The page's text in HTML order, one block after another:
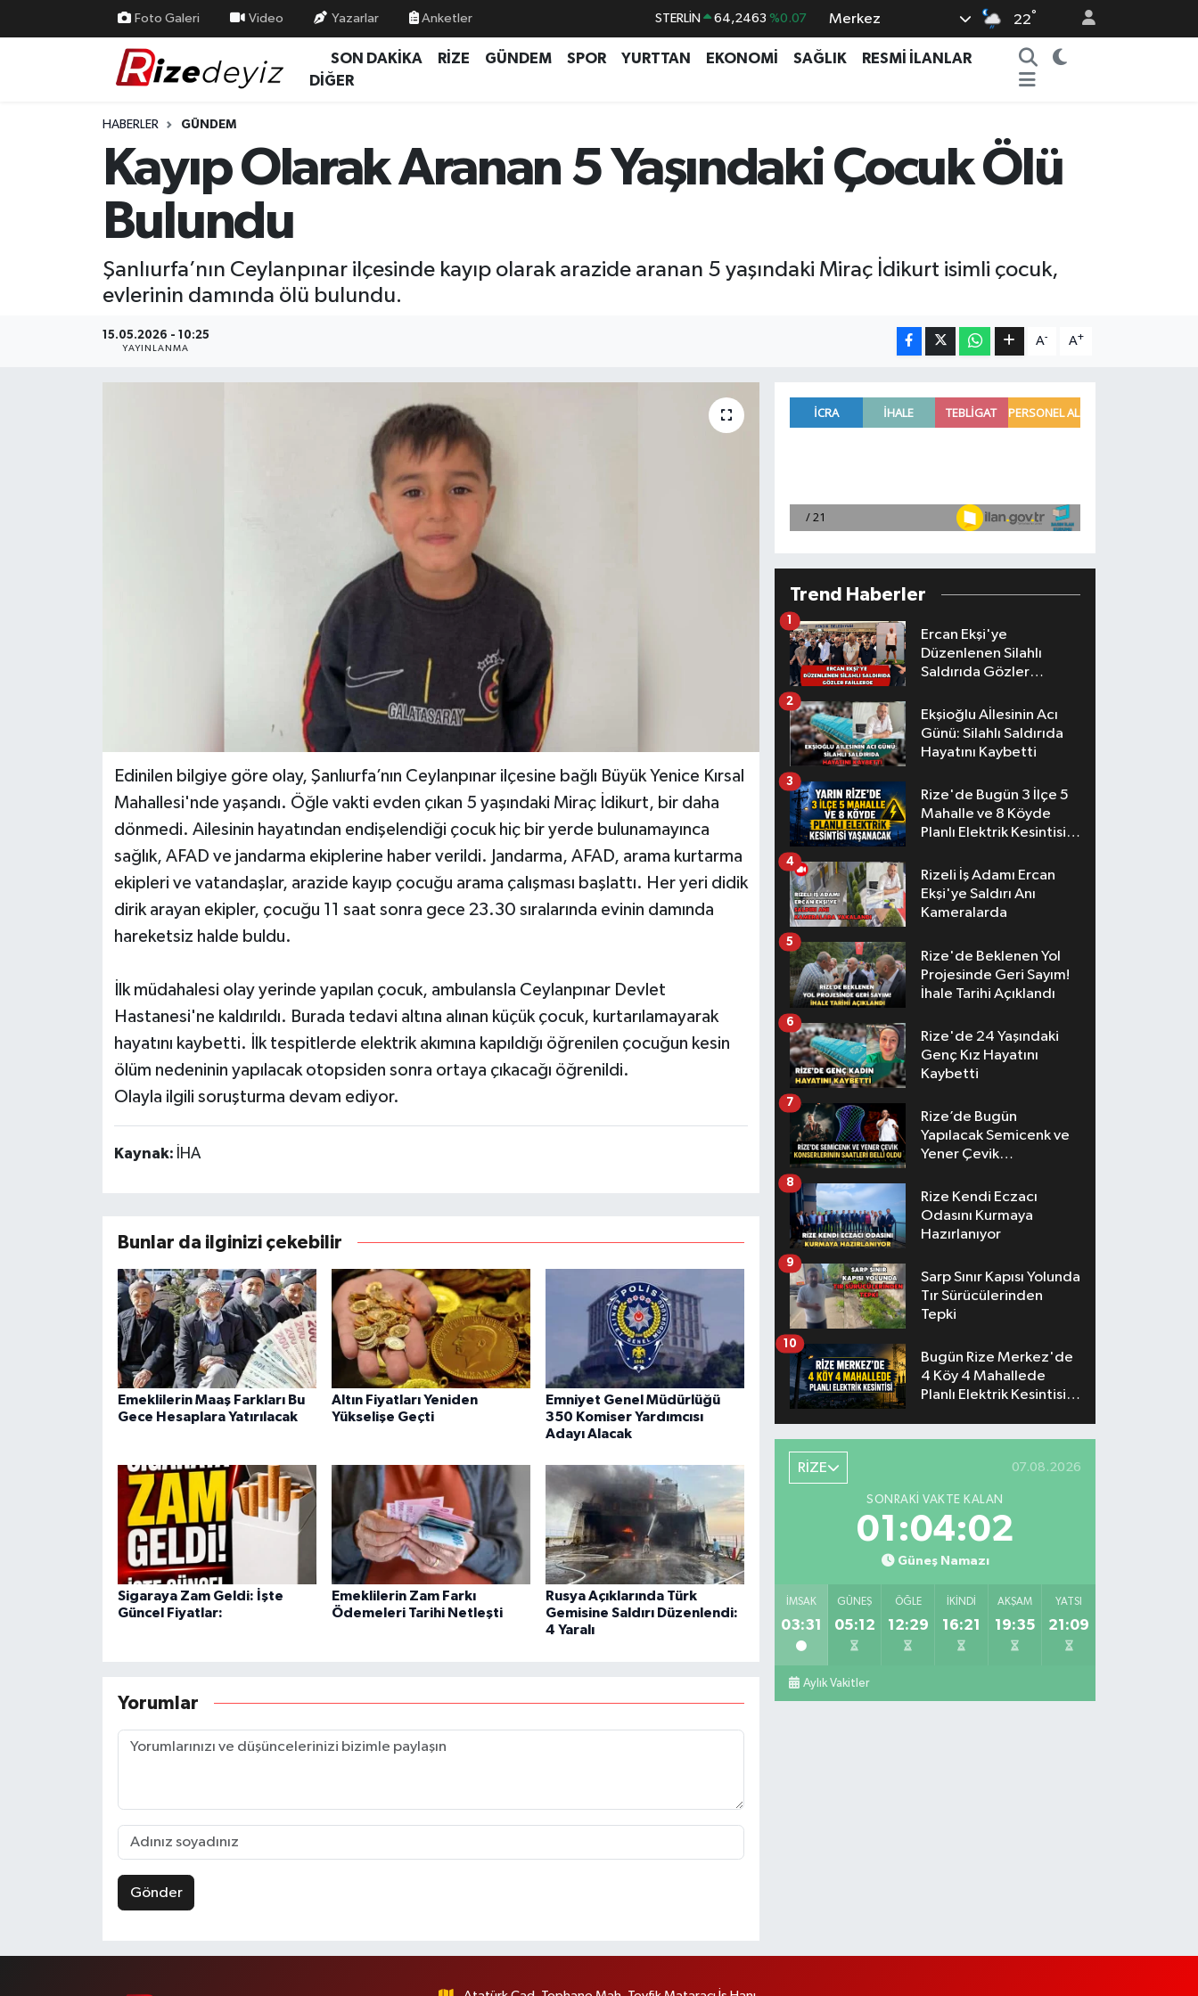
Foto Galeri Video Yazarlar Anketler STERLİN 64,2463 %0.07
GRAM ALTIN 6510.40 %0.45
47,7143 %0.16
EURO 55,0317 %-0.02
Merkez 22°
SON DAKİKA RİZE GÜNDEM SPOR YURTTAN EKONOMİ SAĞLIK
RESMİ İLANLAR
DİĞER
HABERLER GÜNDEM
Kayıp Olarak Aranan 5 Yaşındaki Çocuk Ölü
Bulundu
Şanlıurfa’nın Ceylanpınar ilçesinde kayıp olarak arazide aranan 5 yaşındaki Miraç İdikurt isimli çocuk,
evlerinin damında ölü bulundu.
15.05.2026 - 10:25
YAYINLANMA
A- A+
Edinilen bilgiye göre olay, Şanlıurfa’nın Ceylanpınar ilçesine bağlı Büyük Yenice Kırsal
Mahallesi'nde yaşandı. Öğle vakti evden çıkan 5 yaşındaki Miraç İdikurt, bir daha
dönmedi. Ailesinin hayatından endişelendiği çocuk hiç bir yerde bulunamayınca
sağlık, AFAD ve jandarma ekiplerine haber verildi. Jandarma, AFAD, arama kurtarma
ekipleri ve vatandaşlar, arazide kayıp çocuğu arama çalışması başlattı. Her yeri didik
dirik arayan ekipler, çocuğu 11 saat sonra gece 23.30 sıralarında evinin damında
hareketsiz halde buldu.
İlk müdahalesi olay yerinde yapılan çocuk, ambulansla Ceylanpınar Devlet
Hastanesi'ne kaldırıldı. Burada tedavi altına alınan küçük çocuk, kurtarılamayarak
hayatını kaybetti. İlk tespitlerde elektrik akımına kapıldığı öğrenilen çocuğun kesin
ölüm nedeninin yapılacak otopsiden sonra ortaya çıkacağı öğrenildi.
Olayla ilgili soruşturma devam ediyor.
Kaynak: İHA
Bunlar da ilginizi çekebilir
Emeklilerin Maaş Farkları Bu
Gece Hesaplara Yatırılacak
Altın Fiyatları Yeniden
Yükselişe Geçti
Emniyet Genel Müdürlüğü
350 Komiser Yardımcısı
Adayı Alacak
Sigaraya Zam Geldi: İşte
Güncel Fiyatlar:
Emeklilerin Zam Farkı
Ödemeleri Tarihi Netleşti
Rusya Açıklarında Türk
Gemisine Saldırı Düzenlendi:
4 Yaralı
Yorumlar
Gönder
Trend Haberler
Ercan Ekşi'ye
Düzenlenen Silahlı
Saldırıda Gözler
1
Ekşioğlu Aİlesinin Acı
Günü: Silahlı Saldırıda
Hayatını Kaybetti
2
Rize'de Bugün 3 İlçe 5
Mahalle ve 8 Köyde
Planlı Elektrik Kesintisi
3
Rizeli İş Adamı Ercan
Ekşi'ye Saldırı Anı
Kameralarda
4
Rize'de Beklenen Yol
Projesinde Geri Sayım!
İhale Tarihi Açıklandı
5
Rize'de 24 Yaşındaki
Genç Kız Hayatını
Kaybetti
6
Rize’de Bugün
Yapılacak Semicenk ve
Yener Çevik
Belli Oldu
7
Rize Kendi Eczacı
Odasını Kurmaya
Hazırlanıyor
8
Sarp Sınır Kapısı Yolunda
Tır Sürücülerinden
Tepki
9
Bugün Rize Merkez'de
4 Köy 4 Mahallede
Planlı Elektrik Kesintisi
10
RİZE 07.08.2026
SONRAKI VAKTE KALAN
01:04:01
Güneş Namazı
İMSAK
03:31
GÜNEŞ
05:12
ÖĞLE
12:29
İKINDI
16:21
AKŞAM
19:35
YATSI
21:09
Aylık Vakitler
Yurttan Haberler
Ekonomi
Rize Nöbetçi Eczaneler
Rize Trafik Yoğunluk Haritası
Süper Lig Puan Durumu ve Fikstür
Son Dakika Haberleri
Haber Arşivi